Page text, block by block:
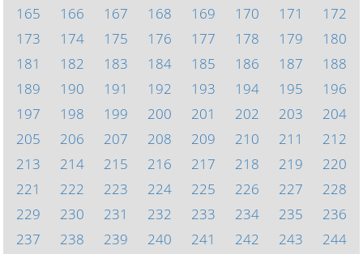
165
166 167 168 169 170 171
172
173
174 175 176 177 178 179
180
181
182 183 184 185 186 187
188
189
190 191 192 193 194 195
196
197
198 199 200 201 202 203
204
205
206 207 208 209 210 211
212
213
214 215 216 217 218 219
220
221
222 223 224 225 226 227
228
229
230 231 232 233 234 235
236
237
238 239 240 241 242 243
244